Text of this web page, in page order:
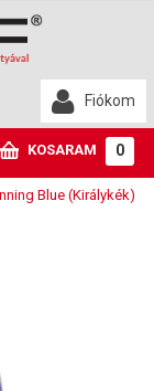
Fiókom
KOSARAM 0
Blue (Királykék)